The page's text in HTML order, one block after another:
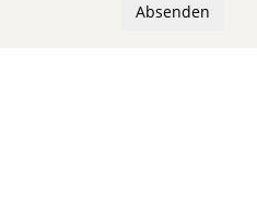
Absenden